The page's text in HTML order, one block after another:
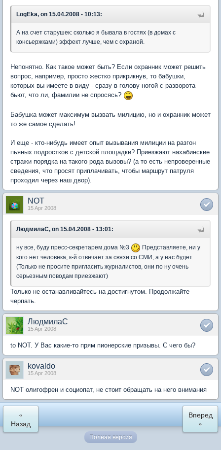
LogEka, on 15.04.2008 - 10:13:
А на счет старушек: сколько я бывала в гостях (в домах с
консьержками) эффект лучше, чем с охраной.
Непонятно. Как такое может быть? Если охранник может решить
вопрос, например, просто жестко прикрикнув, то бабушки,
которых вы имеете в виду - сразу в голову ногой с разворота
бьют, что ли, фамилии не спросясь?
Бабушка может максимум вызвать милицию, но и охранник может
то же самое сделать!
И еще - кто-нибудь имеет опыт вызывания милиции на разгон
пьяных подростков с детской площадки? Приезжают нахабинские
стражи порядка на такого рода вызовы? (а то есть непроверенные
сведения, что просят приплачивать, чтобы маршрут патруля
проходил через наш двор).
NOT
15 Apr 2008
ЛюдмилаС, on 15.04.2008 - 13:01:
ну все, буду пресс-секретарем дома №3
Представляете, ни у
кого нет человека, к-й отвечает за связи со СМИ, а у нас будет.
(Только не просите пригласить журналистов, они по ну очень
серьезным поводам приезжают)
Только не останавливайтесь на достигнутом. Продолжайте
черпать.
ЛюдмилаС
15 Apr 2008
to NOT. У Вас какие-то прям пионерские призывы. С чего бы?
kovaldo
15 Apr 2008
NOT олигофрен и социопат, не стоит обращать на него внимания
«
Назад
Вперед
»
Полная версия